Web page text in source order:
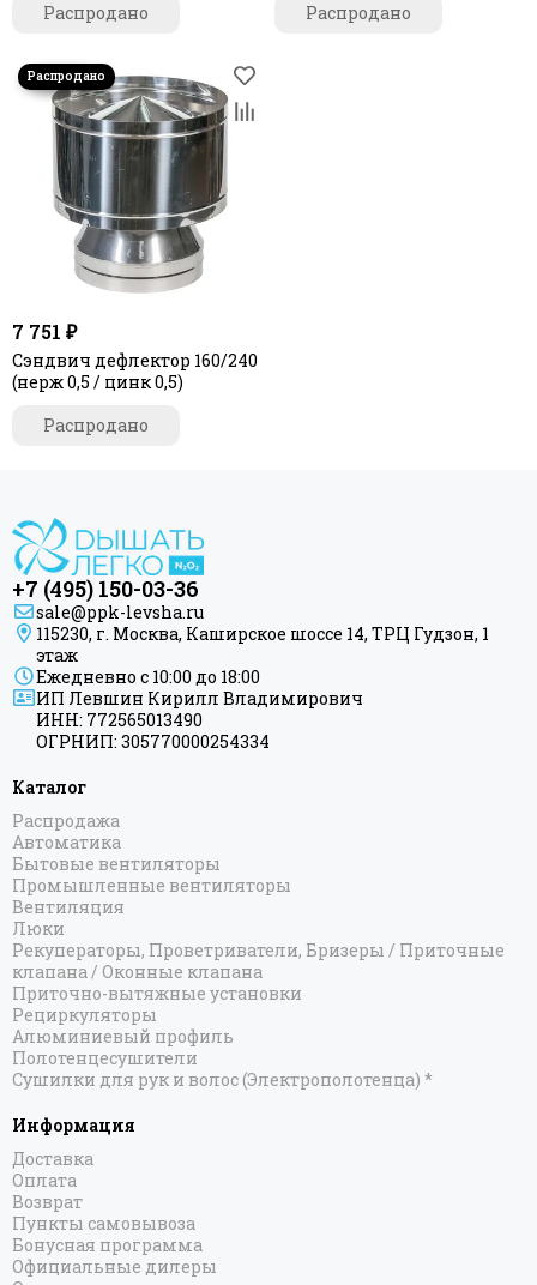
Распродано
Распродано
7 751 ₽
Сэндвич дефлектор 160/240
(нерж 0,5 / цинк 0,5)
Распродано
+7 (495) 150-03-36
sale@ppk-levsha.ru
115230, г. Москва, Каширское шоссе 14, ТРЦ Гудзон, 1
этаж
Ежедневно с 10:00 до 18:00
ИП Левшин Кирилл Владимирович
ИНН: 772565013490
ОГРНИП: 305770000254334
Каталог
Распродажа
Автоматика
Бытовые вентиляторы
Промышленные вентиляторы
Вентиляция
Люки
Рекуператоры, Проветриватели, Бризеры / Приточные
клапана / Оконные клапана
Приточно-вытяжные установки
Рециркуляторы
Алюминиевый профиль
Полотенцесушители
Сушилки для рук и волос (Электрополотенца) *
Информация
Доставка
Оплата
Возврат
Пункты самовывоза
Бонусная программа
Официальные дилеры